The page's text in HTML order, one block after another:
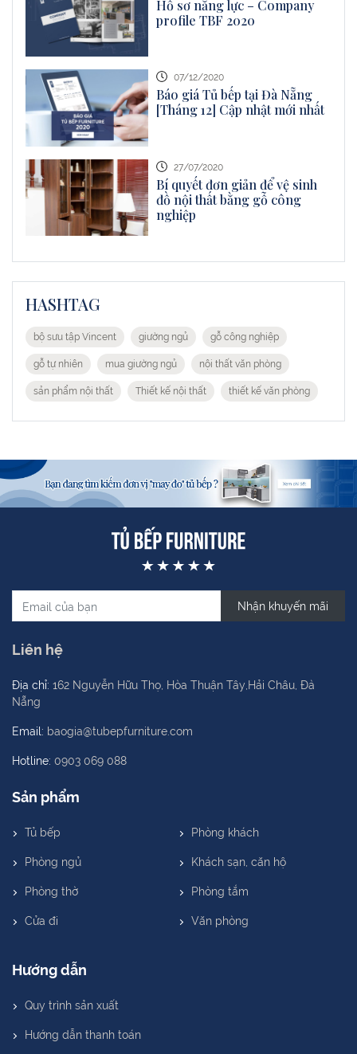
Hồ sơ năng lực – Company
profile TBF 2020
07/12/2020
Báo giá Tủ bếp tại Đà Nẵng
[Tháng 12] Cập nhật mới nhất
27/07/2020
Bí quyết đơn giản để vệ sinh
đồ nội thất bằng gỗ công
nghiệp
HASHTAG
bộ sưu tập Vincent giường ngủ
gỗ công nghiệp
gỗ tự nhiên
mua giường ngủ
nội thất văn phòng
sản phẩm nội thất
Thiết kế nội thất thiết kế văn phòng
Nhận khuyến mãi
Liên hệ
Địa chỉ: 162 Nguyễn Hữu Thọ, Hòa Thuận Tây,Hải Châu, Đà
Nẵng
Email: baogia@tubepfurniture.com
Hotline: 0903 069 088
Sản phẩm
Tủ bếp
Phòng khách
Phòng ngủ
Khách sạn, căn hộ
Phòng thờ
Phòng tắm
Cửa đi
Văn phòng
Hướng dẫn
Quy trình sản xuất
Hướng dẫn thanh toán